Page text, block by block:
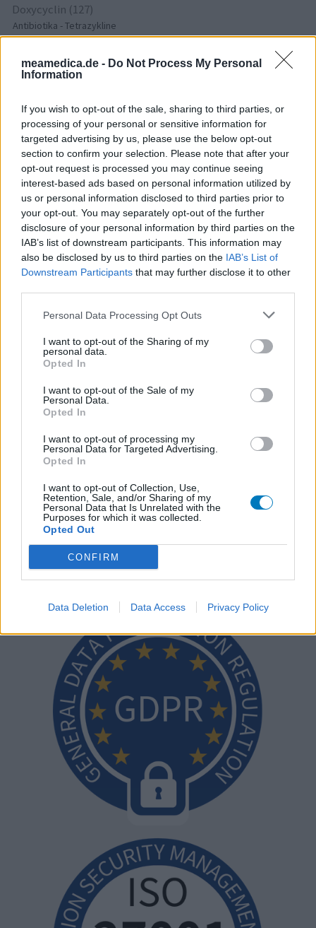
meamedica.de - Do Not Process My Personal
Information
If you wish to opt-out of the sale, sharing to third parties, or
processing of your personal or sensitive information for
targeted advertising by us, please use the below opt-out
section to confirm your selection. Please note that after your
opt-out request is processed you may continue seeing
interest-based ads based on personal information utilized by
us or personal information disclosed to third parties prior to
your opt-out. You may separately opt-out of the further
disclosure of your personal information by third parties on the
IAB’s list of downstream participants. This information may
also be disclosed by us to third parties on the IAB’s List of
Downstream Participants that may further disclose it to other
Personal Data Processing Opt Outs
I want to opt-out of the Sharing of my
personal data.
Opted In
I want to opt-out of the Sale of my
Personal Data.
Opted In
I want to opt-out of processing my
Personal Data for Targeted Advertising.
Opted In
I want to opt-out of Collection, Use,
Retention, Sale, and/or Sharing of my
Personal Data that Is Unrelated with the
Purposes for which it was collected.
Opted Out
CONFIRM
Data Deletion Data Access Privacy Policy
Doxycyclin (127)
Antibiotika - Tetrazykline
Depression - SSRI
Metformin (123)
Ritalin (113)
ADHS - stimulierende Mittel
Amlodipin (107)
Blutdruck - Calciumkanalblocker
Azithromycin (104)
Antibiotika - Makrolide
Pantoprazol (103)
Magen - Protonenpumpenhemmer
Nitrofurantoin (100)
Depression - andere Mittel
Die Bewertungen und Kommentare dieser Seite sind
gelesen und teilweise überarbeitet, um unseren Standards (für
Arzneimittel- und Gesundheitszustand) zu entsprechen. Wir
medizinischen Kenntnisse voraus um ihre Meinungen
auszutauschen. Auf diese Weise geben die beschriebenen
Autoren wieder und nicht jene des Eigentümers dieser Website.
Bitte beachten Sie, dass eine Erfahrung von Person zu Person
unterschiedlich sein kann und dass Sie sich immer an Ihren Arzt
oder Apotheker wenden sollten, um medizinischen Rat zu
Medikamenten zu erhalten.